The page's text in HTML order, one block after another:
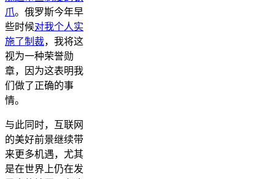
爪。俄罗斯今年早
些时候对我个人实
施了制裁，我将这
视为一种荣誉勋
章，因为这表明我
们做了正确的事
情。
与此同时，互联网
的美好前景继续带
来更多机遇，尤其
是在世界上仍在发